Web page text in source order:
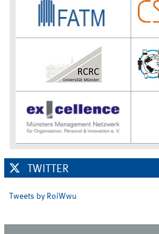
TWITTER
Tweets by RoiWwu